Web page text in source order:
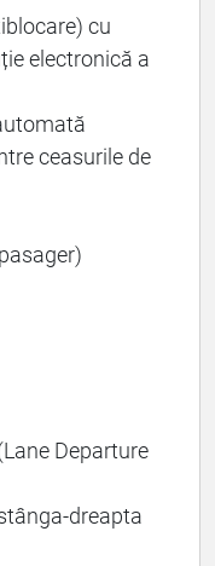
cu
electronică a
ceasurile de
Departure
dreapta